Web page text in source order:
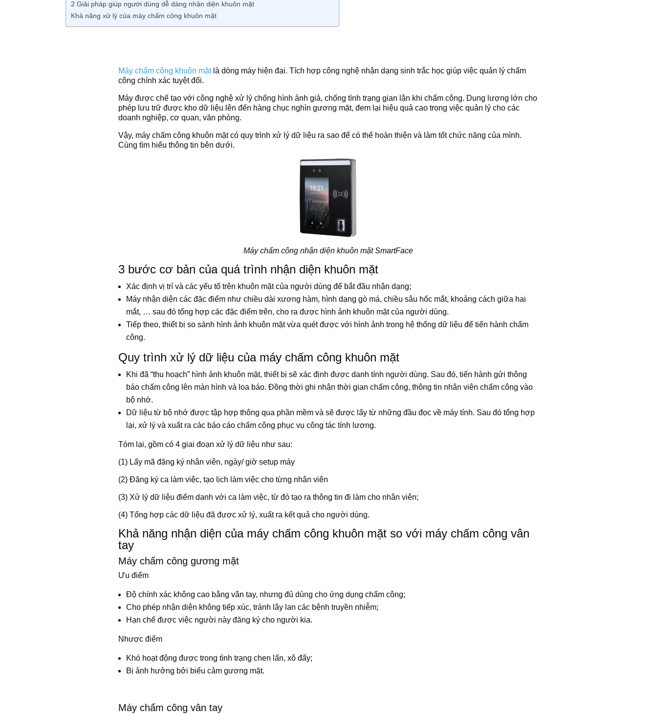
2 Giải pháp giúp người dùng dễ dàng nhận diện khuôn mặt
Khả năng xử lý của máy chấm công khuôn mặt
Máy chấm công khuôn mặtlà dòng máy hiện đại. Tích hợp công nghệ nhận dạng sinh trắc học giúp việc quản lý chấm
công chính xác tuyệt đối.
Máy được chế tạo với công nghệ xử lý chống hình ảnh giả, chống tình trạng gian lận khi chấm công. Dung lượng lớn cho
phép lưu trữ được kho dữ liệu lên đến hàng chục nghìn gương mặt, đem lại hiệu quả cao trong việc quản lý cho các
doanh nghiệp, cơ quan, văn phòng.
Vậy, máy chấm công khuôn mặt có quy trình xử lý dữ liệu ra sao để có thể hoàn thiện và làm tốt chức năng của mình.
Cùng tìm hiểu thông tin bên dưới.
Máy chấm công nhận diện khuôn mặt SmartFace
3 bước cơ bản của quá trình nhận diện khuôn mặt
Xác định vị trí và các yếu tố trên khuôn mặt của người dùng để bắt đầu nhận dạng;
Máy nhận diện các đặc điểm như chiều dài xương hàm, hình dạng gò má, chiều sâu hốc mắt, khoảng cách giữa hai
mắt, … sau đó tổng hợp các đặc điểm trên, cho ra được hình ảnh khuôn mặt của người dùng.
Tiếp theo, thiết bị so sánh hình ảnh khuôn mặt vừa quét được với hình ảnh trong hệ thống dữ liệu để tiến hành chấm
công.
Quy trình xử lý dữ liệu của máy chấm công khuôn mặt
Khi đã “thu hoạch” hình ảnh khuôn mặt, thiết bị sẽ xác định được danh tính người dùng. Sau đó, tiến hành gửi thông
báo chấm công lên màn hình và loa báo. Đồng thời ghi nhận thời gian chấm công, thông tin nhân viên chấm công vào
bộ nhớ.
Dữ liệu từ bộ nhớ được tập hợp thông qua phần mềm và sẽ được lấy từ những đầu đọc về máy tính. Sau đó tổng hợp
lại, xử lý và xuất ra các báo cáo chấm công phục vụ công tác tính lương.
Tóm lại, gồm có 4 giai đoạn xử lý dữ liệu như sau:
(1) Lấy mã đăng ký nhân viên, ngày/ giờ setup máy
(2) Đăng ký ca làm việc, tạo lịch làm việc cho từng nhân viên
(3) Xử lý dữ liệu điểm danh với ca làm việc, từ đó tạo ra thông tin đi làm cho nhân viên;
(4) Tổng hợp các dữ liệu đã được xử lý, xuất ra kết quả cho người dùng.
Khả năng nhận diện của máy chấm công khuôn mặt so với máy chấm công vân
tay
Máy chấm công gương mặt
Ưu điểm
Độ chính xác không cao bằng vân tay, nhưng đủ dùng cho ứng dụng chấm công;
Cho phép nhận diện không tiếp xúc, tránh lây lan các bệnh truyền nhiễm;
Hạn chế được việc người này đăng ký cho người kia.
Nhược điểm
Khó hoạt động được trong tình trạng chen lấn, xô đẩy;
Bị ảnh hưởng bởi biểu cảm gương mặt.
Máy chấm công vân tay